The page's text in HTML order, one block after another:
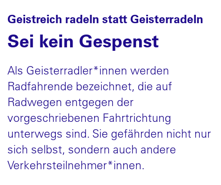
Geistreich radeln statt Geisterradeln
Sei kein Gespenst
Als Geisterradler*innen werden
Radfahrende bezeichnet, die auf
Radwegen entgegen der
vorgeschriebenen Fahrtrichtung
unterwegs sind. Sie gefährden nicht nur
sich selbst, sondern auch andere
Verkehrsteilnehmer*innen.